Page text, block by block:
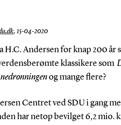
, 15-04-2020
Andersen for knap 200 år
klassikere som
og mange flere?
Centret ved SDU i gang
har netop bevilget 6,2 mio.